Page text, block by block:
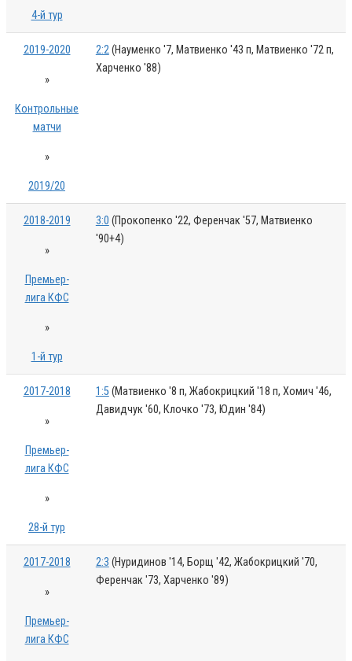
4-й тур
2019-2020
»
Контрольные
матчи
»
2019/20
2:2(Науменко '7, Матвиенко '43 п, Матвиенко '72 п,
Харченко '88)
2018-2019
»
Премьер-
лига КФС
»
1-й тур
3:0 (Прокопенко '22, Ференчак '57, Матвиенко
'90+4)
2017-2018
»
Премьер-
лига КФС
»
28-й тур
1:5(Матвиенко '8 п, Жабокрицкий '18 п, Хомич '46,
Давидчук '60, Клочко '73, Юдин '84)
2017-2018
»
Премьер-
лига КФС
2:3 (Нуридинов '14, Борщ '42, Жабокрицкий '70,
Ференчак '73, Харченко '89)